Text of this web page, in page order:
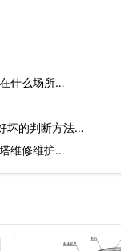
什么场所…
坏的判断方法…
维修维护…